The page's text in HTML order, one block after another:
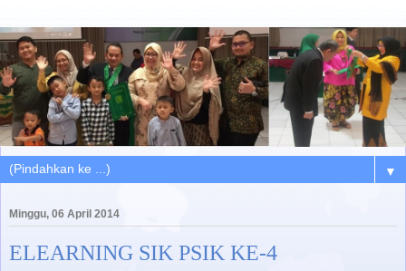
▼
Minggu, 06 April 2014
ELEARNING SIK PSIK KE-4